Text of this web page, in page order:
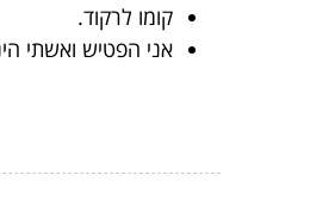
קומו לרקוד.
אני הפטיש ואשתי